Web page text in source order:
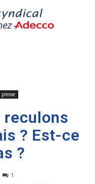
reculons
? Est-ce
?
1